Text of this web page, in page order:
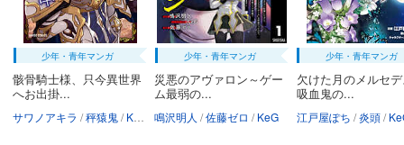
少年・青年マンガ
骸骨騎士様、只今異世界
へお出掛...
サワノアキラ 秤猿鬼 KeG
少年・青年マンガ
災悪のアヴァロン～ゲー
ム最弱の...
鳴沢明人 佐藤ゼロ KeG
少年・青年マンガ
欠けた月のメルセ
吸血鬼の...
江戸屋ぽち 炎頭